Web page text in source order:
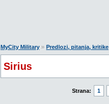
MyCity Military » Predlozi, pitanja, kritike
Sirius
Strana: 1